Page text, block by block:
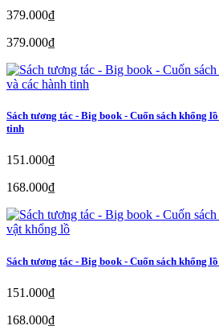
379.000₫
379.000₫
Sách tương tác - Big book - Cuốn sách khổng
tinh
151.000₫
168.000₫
Sách tương tác - Big book - Cuốn sách khổng
151.000₫
168.000₫